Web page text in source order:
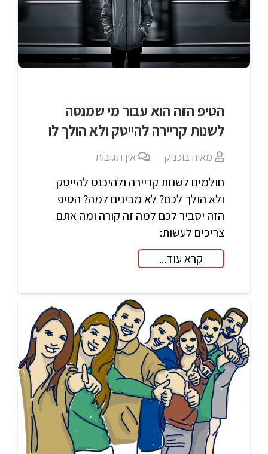
הטיפ הזה הוא עבור מי שמנסה
לשנות קריירה להייטק ולא הולך לו
מאיה בוכניק אין תגובות
חולמים לשנות קריירה ולהיכנס להייטק
ולא הולך לכם? לא מבינים למה? הטיפ
הזה יסביר לכם למה זה קורה ומה אתם
צריכים לעשות:
קרא עוד...